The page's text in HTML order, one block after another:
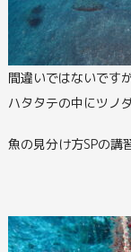
間違いではないです
ハタタテの中にツノ
魚の見分け方SPの講